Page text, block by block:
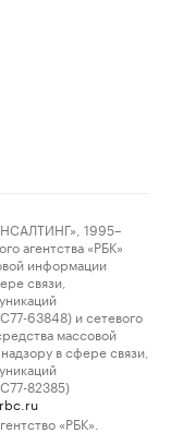
1995–
агентства «РБК»
информации
связи,
63848) и сетевого
массовой
в сфере связи,
82385)
«РБК».